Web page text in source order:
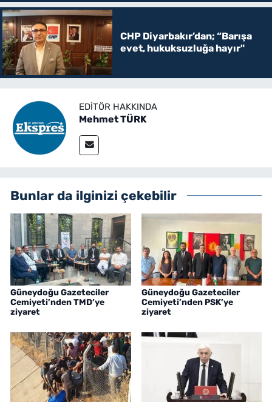
CHP Diyarbakır’dan; “Barışa
evet, hukuksuzluğa hayır"
EDITÖR HAKKINDA
Mehmet TÜRK
Bunlar da ilginizi çekebilir
Güneydoğu Gazeteciler
Cemiyeti’nden TMD’ye
ziyaret
Güneydoğu Gazeteciler
Cemiyeti’nden PSK’ye
ziyaret